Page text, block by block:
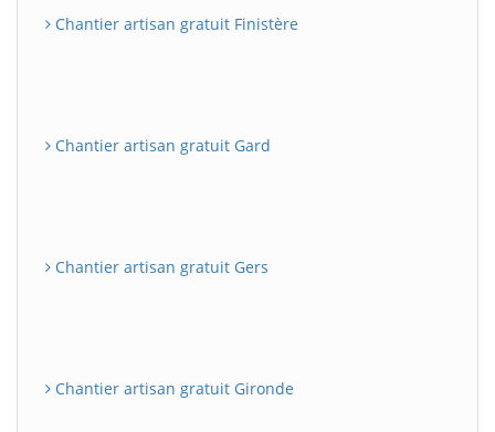
Chantier artisan gratuit Finistère
Chantier artisan gratuit Gard
Chantier artisan gratuit Gers
Chantier artisan gratuit Gironde